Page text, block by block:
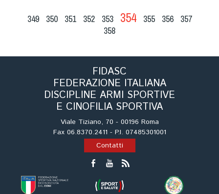
349 350 351 352 353 354 355 356
357
358
FIDASC
FEDERAZIONE ITALIANA
DISCIPLINE ARMI SPORTIVE
E CINOFILIA SPORTIVA
Viale Tiziano, 70 - 00196 Roma
Fax 06.8370.2411 - P.I. 07485301001
Contatti